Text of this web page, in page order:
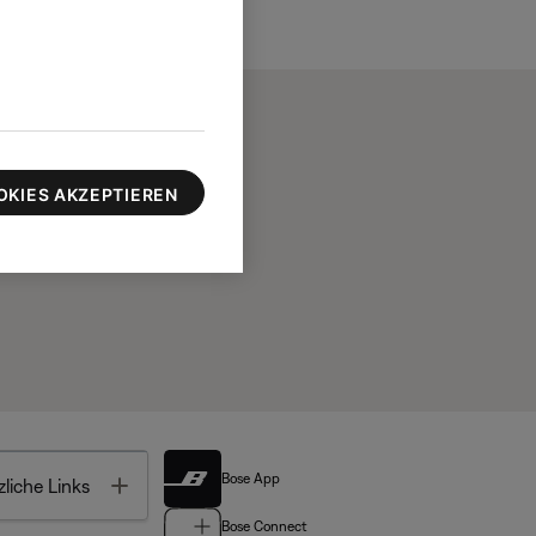
Links Toggle Bose App
Bose Connect
AKZEPTIEREN